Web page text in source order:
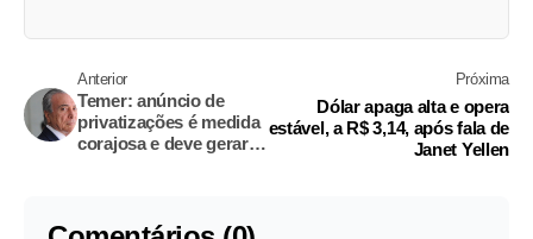
Anterior
Temer: anúncio de
privatizações é medida
corajosa e deve gerar
Próxima
Dólar apaga alta e opera
estável, a R$ 3,14, após fala de
Janet Yellen